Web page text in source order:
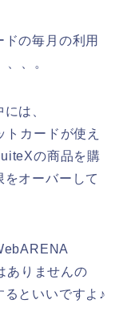
の毎月の利用
、。
は、
カードが使え
の商品を購
オーバーして
ありませんの
といいですよ♪